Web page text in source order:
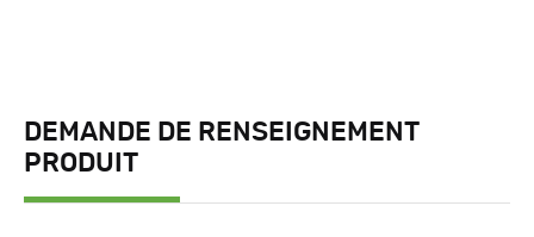
DEMANDE DE RENSEIGNEMENT
PRODUIT